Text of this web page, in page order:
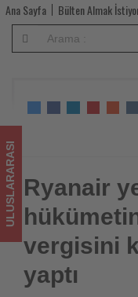
vergisini
kaldırma
çağrısı
yaptı
-
Tourexpi,
sizler
için
turizmde
Ana Sayfa Bülten Almak
Ryanair yeni Hollanda
çağrısı yaptı
ULUSLARARASI Ryanair
vergisini
yaptı